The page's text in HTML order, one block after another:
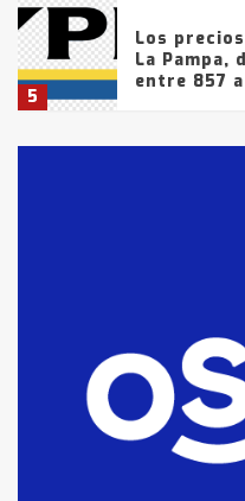
5
Los
La Pampa,
entre 857 a
fueron
tarde del
lo que fue